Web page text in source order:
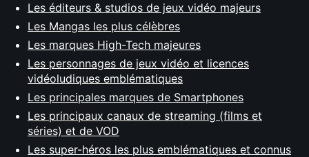
Les éditeurs & studios de jeux vidéo majeurs
Les Mangas les plus célèbres
Les marques High-Tech majeures
Les personnages de jeux vidéo et licences
vidéoludiques emblématiques
Les principales marques de Smartphones
Les principaux canaux de streaming (films et
séries) et de VOD
Les super-héros les plus emblématiques et connus